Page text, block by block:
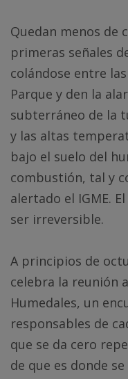
Quedan menos de
primeras señales
colándose entre
Parque y den la
subterráneo de la
y las altas
bajo el suelo del
combustión, tal y
alertado el IGME.
ser irreversible.
A principios de
celebra la reunión
Humedales, un
responsables de
que se da cero
de que es donde